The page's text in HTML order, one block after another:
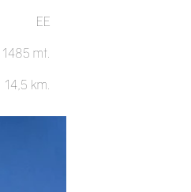
EE
1485 mt.
14,5 km.